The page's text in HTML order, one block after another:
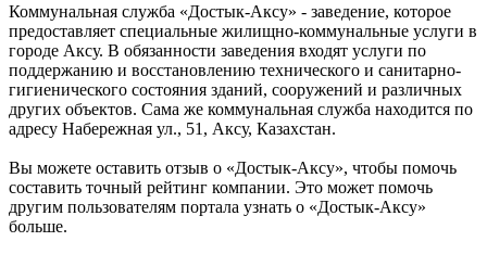
Коммунальная служба «Достык-Аксу» - заведение, которое
предоставляет специальные жилищно-коммунальные услуги в
городе Аксу. В обязанности заведения входят услуги по
поддержанию и восстановлению технического и санитарно-
гигиенического состояния зданий, сооружений и различных
других объектов. Сама же коммунальная служба находится по
адресу Набережная ул., 51, Аксу, Казахстан.
Вы можете оставить отзыв о «Достык-Аксу», чтобы помочь
составить точный рейтинг компании. Это может помочь
другим пользователям портала узнать о «Достык-Аксу»
больше.